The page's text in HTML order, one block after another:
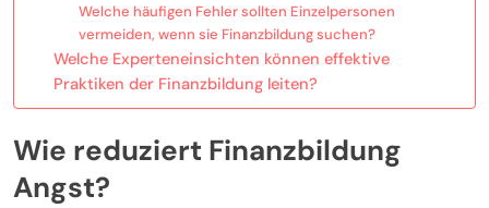
Welche häufigen Fehler sollten Einzelpersonen
vermeiden, wenn sie Finanzbildung suchen?
Welche Experteneinsichten können effektive
Praktiken der Finanzbildung leiten?
Wie reduziert Finanzbildung
Angst?